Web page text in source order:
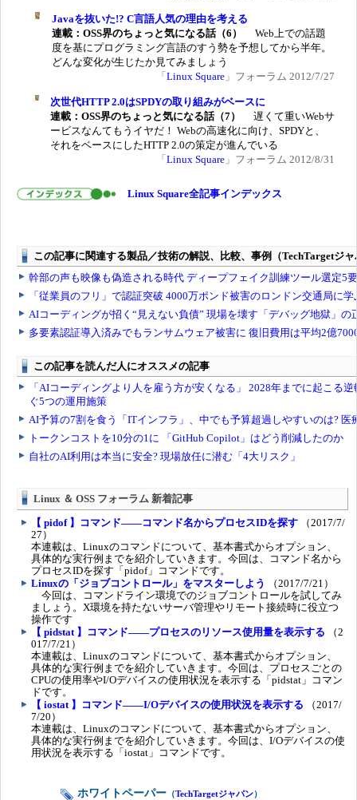
Javaを抜いた!? C言語人気の理由を考える
連載：OSS界のちょっと気になる話（6）
Web上での話題
度を基にプログラミング言語のすう勢を予想してから半年。
どんな変化が生じたか見てみましょう
「 Linux Square 」フォーラム 2012/7/27
次世代HTTP 2.0はSPDYの取り組みがベースに
連載：OSS界のちょっと気になる話（7）
遅くて重いWebサ
ービスなんてもうイヤだ！ Webの高速化に向け、SPDYと、
それをベースにしたHTTP 2.0の策定が進んでいる
「 Linux Square 」フォーラム 2012/8/31
Linux Square全記事インデックス
Linux ＆ OSS フォーラム 新着記事
【 pidof 】コマンド――コマンド名からプロセスIDを探す （2017/7/
27）
本連載は、Linuxのコマンドについて、基本書式からオプション、
具体的な実行例までを紹介していきます。今回は、コマンド名から
プロセスIDを探す「pidof」コマンドです。
Linuxの「ジョブコントロール」をマスターしよう
（2017/7/21）
今回は、コマンドライン環境でのジョブコントロールを試してみ
ましょう。X環境を持たないサーバ管理やリモート接続時に役立つ
操作です
【 pidstat 】コマンド――プロセスのリソース使用量を表示する （2
017/7/21）
本連載は、Linuxのコマンドについて、基本書式からオプション、
具体的な実行例までを紹介していきます。今回は、プロセスごとの
CPUの使用率やI/Oデバイスの使用状況を表示する「pidstat」コマン
ドです。
【 iostat 】コマンド――I/Oデバイスの使用状況を表示する （2017/
7/20）
本連載は、Linuxのコマンドについて、基本書式からオプション、
具体的な実行例までを紹介していきます。今回は、I/Oデバイスの使
用状況を表示する「iostat」コマンドです。
ホワイトペーパー （TechTargetジャパン）